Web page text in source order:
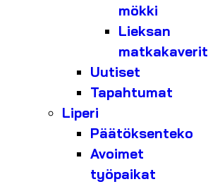
mökki
Lieksan
matkakaverit
Uutiset
Tapahtumat
Liperi
Päätöksenteko
Avoimet
työpaikat